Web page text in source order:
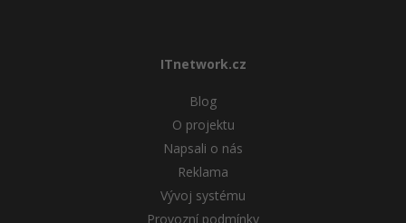
ITnetwork.cz
Blog
O projektu
Napsali o nás
Reklama
Vývoj systému
Provozní podmínky